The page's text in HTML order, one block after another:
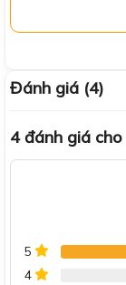
Đánh giá (4)
4 đánh giá cho
5
4